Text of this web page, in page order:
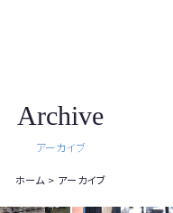
Archive
アーカイブ
ホーム アーカイブ